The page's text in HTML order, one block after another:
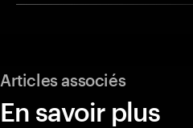
Articles associés
En savoir plus